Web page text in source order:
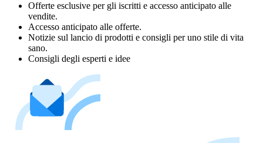
Offerte esclusive per gli iscritti e accesso anticipato alle
vendite.
Accesso anticipato alle offerte.
Notizie sul lancio di prodotti e consigli per uno stile di vita
sano.
Consigli degli esperti e idee